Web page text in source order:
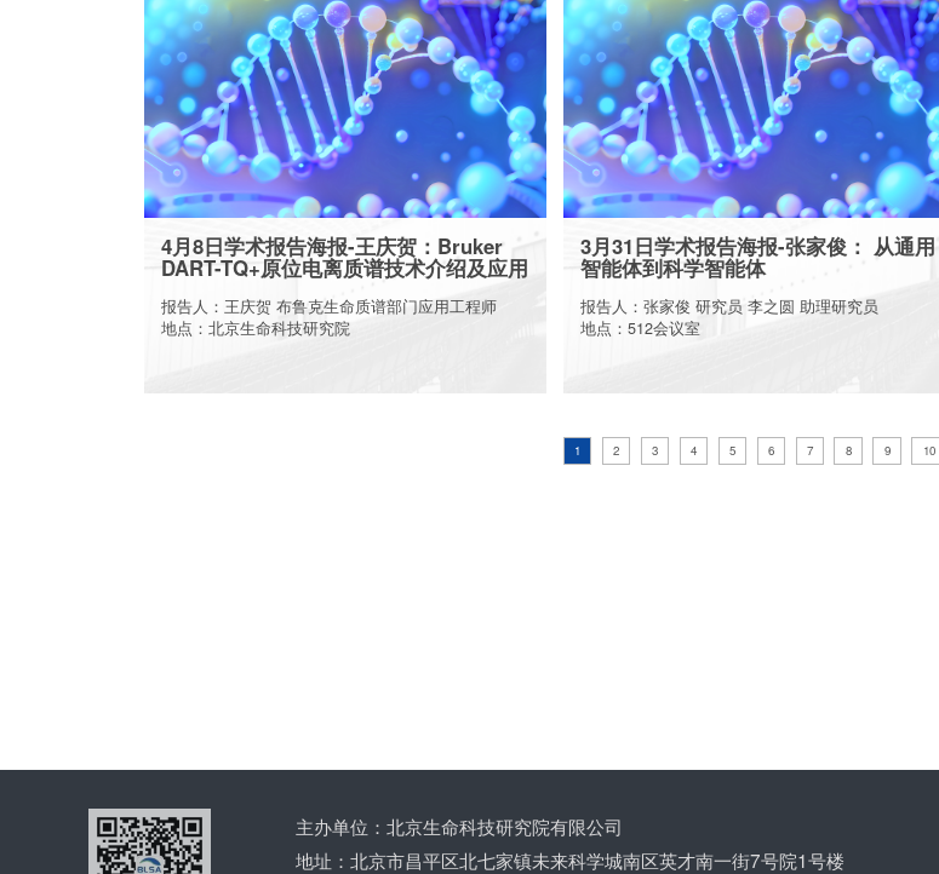
More More
4月8日学术报告海报-王庆贺：Bruker
DART-TQ+原位电离质谱技术介绍及应用
报告人：王庆贺 布鲁克生命质谱部门应用工程师
地点：北京生命科技研究院
3月31日学术报告海报-张家俊： 从通用
智能体到科学智能体
报告人：张家俊 研究员 李之圆 助理研究员
地点：512会议室
1 2 3 4 5 6 7 8 9 10
主办单位：北京生命科技研究院有限公司
地址：北京市昌平区北七家镇未来科学城南区英才南一街7号院1号楼